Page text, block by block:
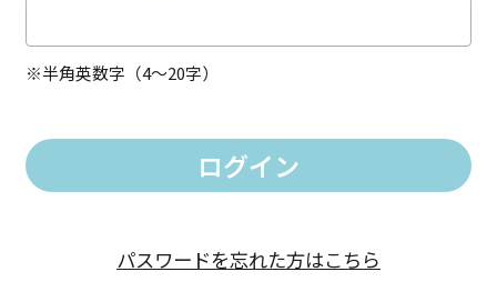
※半角英数字（4～20字）
パスワードを忘れた方はこちら